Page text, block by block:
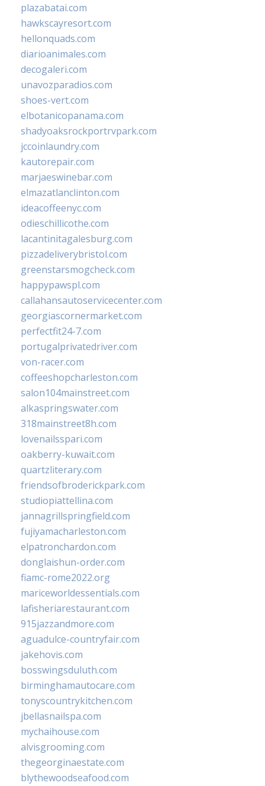
plazabatai.com
hawkscayresort.com
hellonquads.com
diarioanimales.com
decogaleri.com
unavozparadios.com
shoes-vert.com
elbotanicopanama.com
shadyoaksrockportrvpark.com
jccoinlaundry.com
kautorepair.com
marjaeswinebar.com
elmazatlanclinton.com
ideacoffeenyc.com
odieschillicothe.com
lacantinitagalesburg.com
pizzadeliverybristol.com
greenstarsmogcheck.com
happypawspl.com
callahansautoservicecenter.com
georgiascornermarket.com
perfectfit24-7.com
portugalprivatedriver.com
von-racer.com
coffeeshopcharleston.com
salon104mainstreet.com
alkaspringswater.com
318mainstreet8h.com
lovenailsspari.com
oakberry-kuwait.com
quartzliterary.com
friendsofbroderickpark.com
studiopiattellina.com
jannagrillspringfield.com
fujiyamacharleston.com
elpatronchardon.com
donglaishun-order.com
fiamc-rome2022.org
mariceworldessentials.com
lafisheriarestaurant.com
915jazzandmore.com
aguadulce-countryfair.com
jakehovis.com
bosswingsduluth.com
birminghamautocare.com
tonyscountrykitchen.com
jbellasnailspa.com
mychaihouse.com
alvisgrooming.com
thegeorginaestate.com
blythewoodseafood.com